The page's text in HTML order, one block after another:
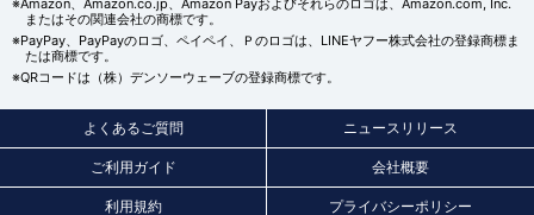
※Amazon、Amazon.co.jp、Amazon Payおよびそれらのロゴは、Amazon.com, Inc.
またはその関連会社の商標です。
※PayPay、PayPayのロゴ、ペイペイ、Ｐのロゴは、LINEヤフー株式会社の登録商標ま
たは商標です。
※QRコードは（株）デンソーウェーブの登録商標です。
よくあるご質問 ニュースリリース
ご利用ガイド 会社概要
利用規約 プライバシーポリシー